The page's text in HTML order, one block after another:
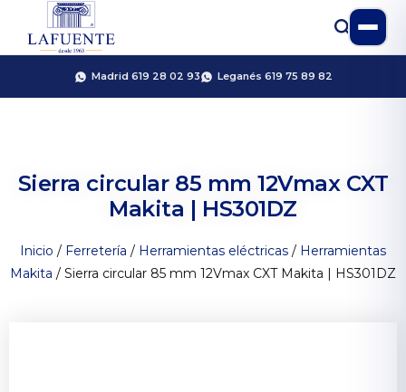
Madrid 619 28 02 93 Leganés 619 75 89 82
Sierra circular 85 mm 12Vmax CXT
Makita | HS301DZ
Inicio / Ferretería / Herramientas eléctricas / Herramientas
Makita / Sierra circular 85 mm 12Vmax CXT Makita | HS301DZ